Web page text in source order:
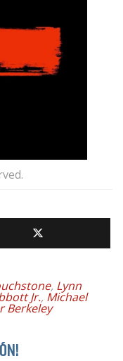
, Lynn
Jr., Michael
Berkeley